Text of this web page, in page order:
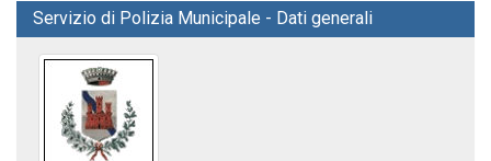
Servizio di Polizia Municipale - Dati generali